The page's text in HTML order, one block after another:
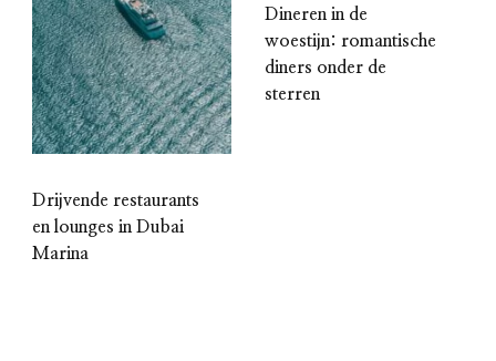
Drijvende restaurants
en lounges in Dubai
Marina
Dineren in de
woestijn: romantische
diners onder de
sterren